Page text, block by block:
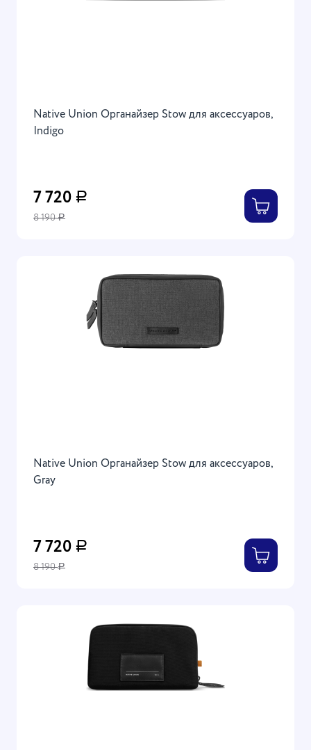
Native Union Органайзер Stow для аксессуаров,
Indigo
7 720 Р
8 190Р
Native Union Органайзер Stow для аксессуаров,
Gray
7 720 Р
8 190Р